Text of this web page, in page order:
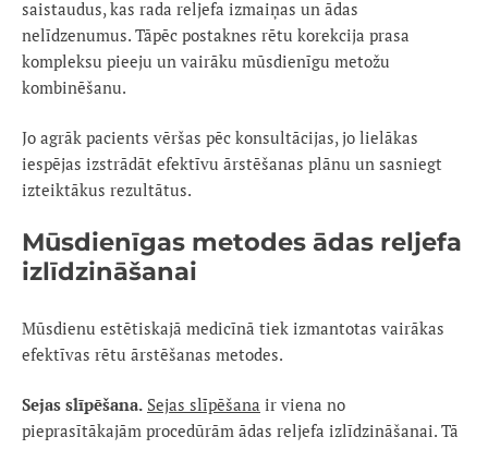
saistaudus, kas rada reljefa izmaiņas un ādas
nelīdzenumus. Tāpēc postaknes rētu korekcija prasa
kompleksu pieeju un vairāku mūsdienīgu metožu
kombinēšanu.
Jo agrāk pacients vēršas pēc konsultācijas, jo lielākas
iespējas izstrādāt efektīvu ārstēšanas plānu un sasniegt
izteiktākus rezultātus.
Mūsdienīgas metodes ādas reljefa
izlīdzināšanai
Mūsdienu estētiskajā medicīnā tiek izmantotas vairākas
efektīvas rētu ārstēšanas metodes.
Sejas slīpēšana. Sejas slīpēšana ir viena no
pieprasītākajām procedūrām ādas reljefa izlīdzināšanai. Tā